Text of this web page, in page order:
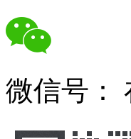
微信号：